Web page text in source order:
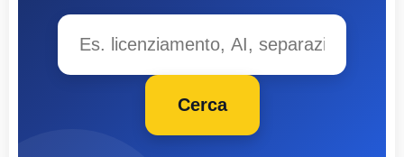
Cerca